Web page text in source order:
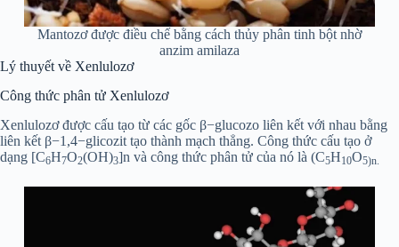
Mantozơ được điều chế bằng cách thủy phân tinh bột nhờ
anzim amilaza
Lý thuyết về Xenlulozơ
Công thức phân tử Xenlulozơ
Xenlulozơ được cấu tạo từ các gốc β−glucozo liên kết với nhau bằng
liên kết β−1,4−glicozit tạo thành mạch thẳng. Công thức cấu tạo ở
dạng [C6H7O2(OH)3]n và công thức phân tử của nó là (C5H10O5)n.